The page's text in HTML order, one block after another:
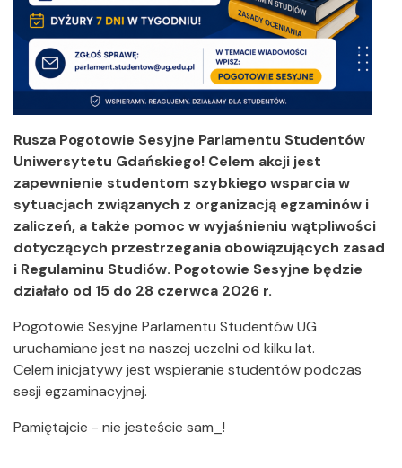
Rusza Pogotowie Sesyjne Parlamentu Studentów
Uniwersytetu Gdańskiego! Celem akcji jest
zapewnienie studentom szybkiego wsparcia w
sytuacjach związanych z organizacją egzaminów i
zaliczeń, a także pomoc w wyjaśnieniu wątpliwości
dotyczących przestrzegania obowiązujących zasad
i Regulaminu Studiów. Pogotowie Sesyjne będzie
działało od 15 do 28 czerwca 2026 r.
Pogotowie Sesyjne Parlamentu Studentów UG
uruchamiane jest na naszej uczelni od kilku lat.
Celem inicjatywy jest wspieranie studentów podczas
sesji egzaminacyjnej.
Pamiętajcie - nie jesteście sam_!